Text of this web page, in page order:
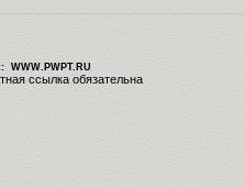
ссылка обязательна